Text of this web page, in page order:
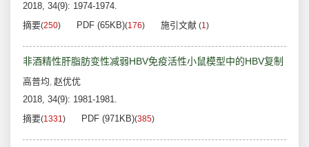
2018, 34(9): 1974-1974.
摘要(250) PDF (65KB)(176) 施引文献 (1)
非酒精性肝脂肪变性减弱HBV免疫活性小鼠模型中的HBV复制
高普均, 赵优优
2018, 34(9): 1981-1981.
摘要(1331) PDF (971KB)(385)